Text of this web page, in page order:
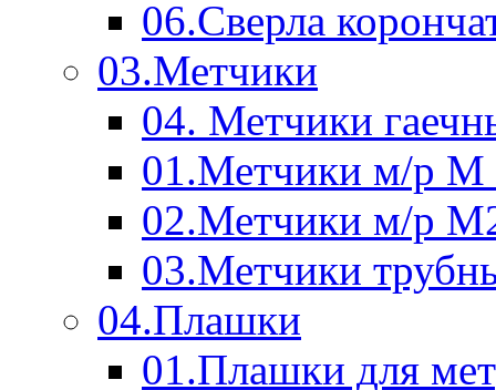
06.Сверла
03.Метчики
04. Метчики
01.Метчики м/р М
02.Метчики м/р
03.Метчики
04.Плашки
01.Плашки для